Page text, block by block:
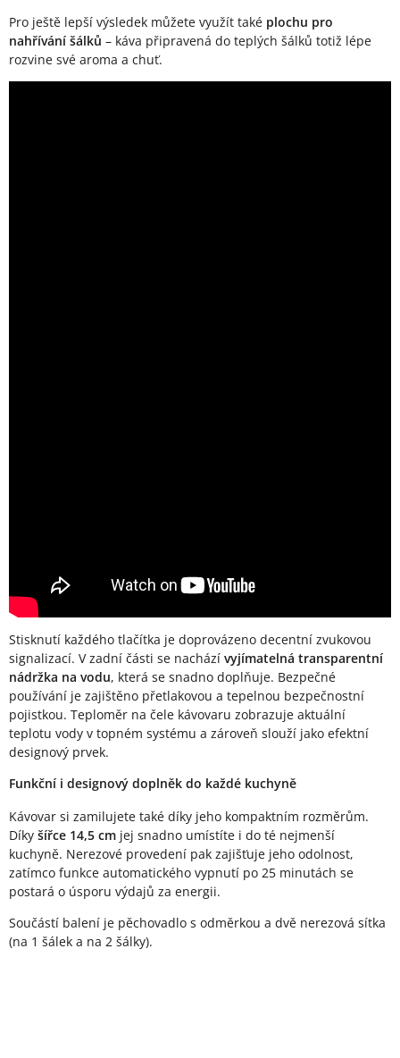
Pro ještě lepší výsledek můžete využít také plochu pro
nahřívání šálků – káva připravená do teplých šálků totiž lépe
rozvine své aroma a chuť.
Stisknutí každého tlačítka je doprovázeno decentní zvukovou
signalizací. V zadní části se nachází vyjímatelná transparentní
nádržka na vodu, která se snadno doplňuje. Bezpečné
používání je zajištěno přetlakovou a tepelnou bezpečnostní
pojistkou. Teploměr na čele kávovaru zobrazuje aktuální
teplotu vody v topném systému a zároveň slouží jako efektní
designový prvek.
Funkční i designový doplněk do každé kuchyně
Kávovar si zamilujete také díky jeho kompaktním rozměrům.
Díky šířce 14,5 cm jej snadno umístíte i do té nejmenší
kuchyně. Nerezové provedení pak zajišťuje jeho odolnost,
zatímco funkce automatického vypnutí po 25 minutách se
postará o úsporu výdajů za energii.
Součástí balení je pěchovadlo s odměrkou a dvě nerezová sítka
(na 1 šálek a na 2 šálky).